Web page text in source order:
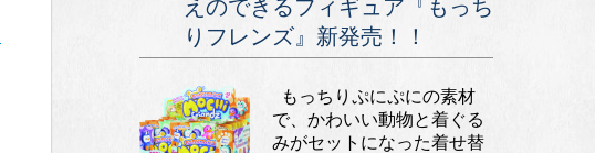
えのできるフィギュア『もっち
りフレンズ』新発売！！
もっちりぷにぷにの素材
で、かわいい動物と着ぐる
みがセットになった着せ替